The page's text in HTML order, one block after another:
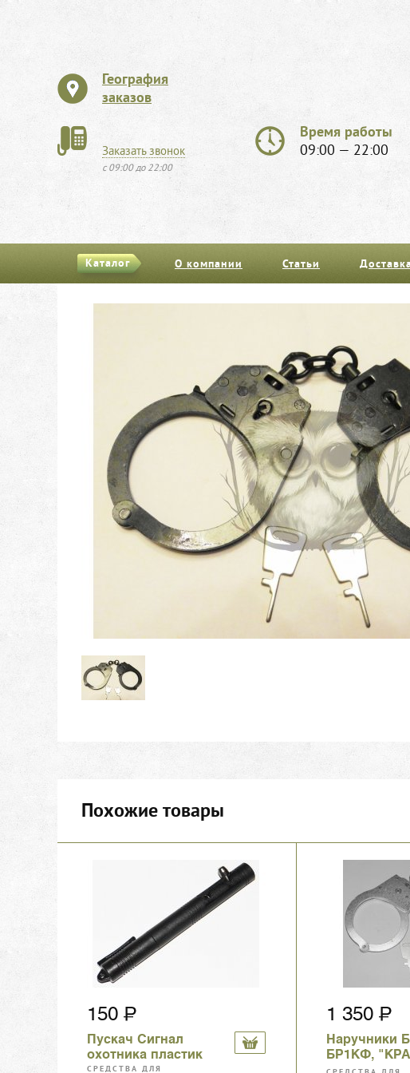
География
заказов
Заказать звонок
с 09:00 до 22:00
Время работы
09:00 — 22:00
Каталог О компании Статьи
Похожие товары
150
Пускач Сигнал
охотника пластик
СРЕДСТВА ДЛЯ
1 350
Наручники
БР1КФ,
цепью,